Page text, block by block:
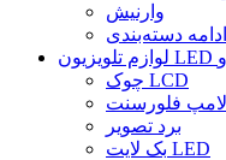
وارنیش
ادامه دسته‌بندی
چوک LCD
لامپ فلورسنت
برد تصویر
بک لایت LED